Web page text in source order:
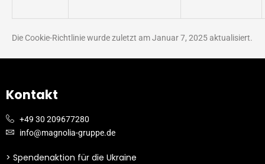
Die Cookie-Richtlinie wurde zuletzt am Januar 7, 2025 aktualisiert.
Kontakt
+49 30 209677280
info@magnolia-gruppe.de
> Spendenaktion für die Ukraine